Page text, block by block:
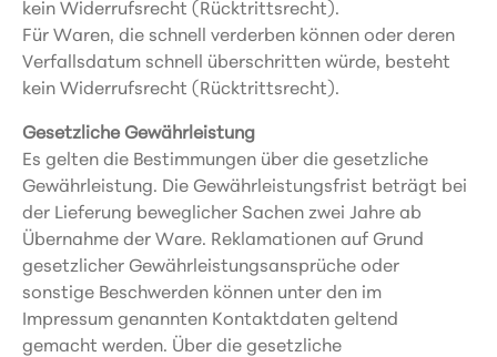
kein Widerrufsrecht (Rücktrittsrecht).
Für Waren, die schnell verderben können oder deren
Verfallsdatum schnell überschritten würde, besteht
kein Widerrufsrecht (Rücktrittsrecht).
Gesetzliche Gewährleistung
Es gelten die Bestimmungen über die gesetzliche
Gewährleistung. Die Gewährleistungsfrist beträgt bei
der Lieferung beweglicher Sachen zwei Jahre ab
Übernahme der Ware. Reklamationen auf Grund
gesetzlicher Gewährleistungsansprüche oder
sonstige Beschwerden können unter den im
Impressum genannten Kontaktdaten geltend
gemacht werden. Über die gesetzliche